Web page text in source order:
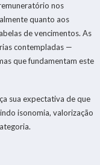
nos
quanto aos
de vencimentos. As
contempladas —
que fundamentam este
sua expectativa de que
isonomia, valorização